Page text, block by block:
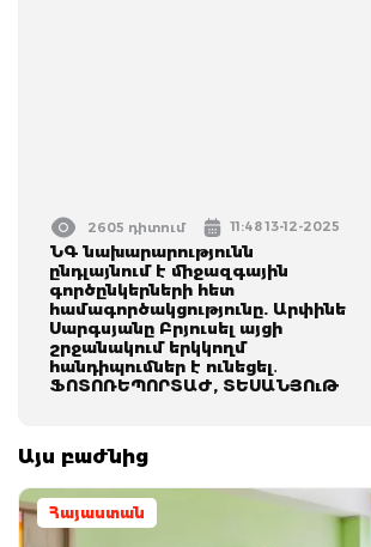
2605 դիտում 11:48 13-12-2025
ՆԳ նախարարությունն
ընդլայնում է միջազգային
գործընկերների հետ
համագործակցությունը. Արփինե
Սարգսյանը Բրյուսել այցի
շրջանակում երկկողմ
հանդիպումներ է ունեցել․
ՖՈՏՈՌԵՊՈՐՏԱԺ, ՏԵՍԱՆՅՈւԹ
Այս բաժնից
Հայաստան